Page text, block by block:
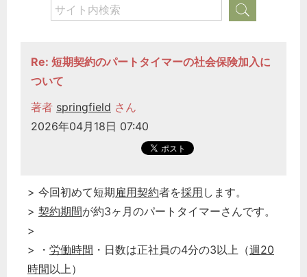
Re: 短期契約のパートタイマーの社会保険加入に
ついて
著者 springfield さん
2026年04月18日 07:40
> 今回初めて短期雇用契約者を採用 します。
> 契約期間が約3ヶ月のパートタイマーさんです。
>
> ・ 労働時間 ・日数は正社員の4分の3以上（週20
時間以上）